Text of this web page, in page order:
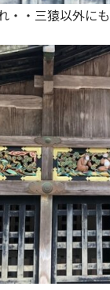
・・三猿以外に